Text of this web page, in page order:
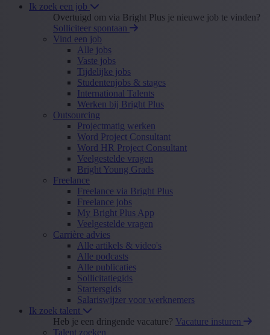
Ik zoek een job
Overtuigd om via Bright Plus je nieuwe job te vinden?
Solliciteer spontaan
Vind een job
Alle jobs
Vaste jobs
Tijdelijke jobs
Studentenjobs & stages
International Talents
Werken bij Bright Plus
Outsourcing
Projectmatig werken
Word Project Consultant
Word HR Project Consultant
Veelgestelde vragen
Bright Young Grads
Freelance
Freelance via Bright Plus
Freelance jobs
My Bright Plus App
Veelgestelde vragen
Carrière advies
Alle artikels & video's
Alle podcasts
Alle publicaties
Sollicitatiegids
Startersgids
Salariswijzer voor werknemers
Ik zoek talent
Heb je een dringende vacature? Vacature insturen
Talent zoeken